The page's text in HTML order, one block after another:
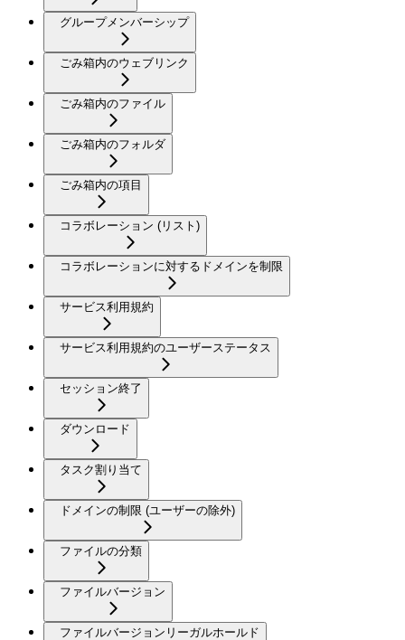
グループメンバーシップ
ごみ箱内のウェブリンク
ごみ箱内のファイル
ごみ箱内のフォルダ
ごみ箱内の項目
コラボレーション (リスト)
コラボレーションに対するドメインを制限
サービス利用規約
サービス利用規約のユーザーステータス
セッション終了
ダウンロード
タスク割り当て
ドメインの制限 (ユーザーの除外)
ファイルの分類
ファイルバージョン
ファイルバージョンリーガルホールド